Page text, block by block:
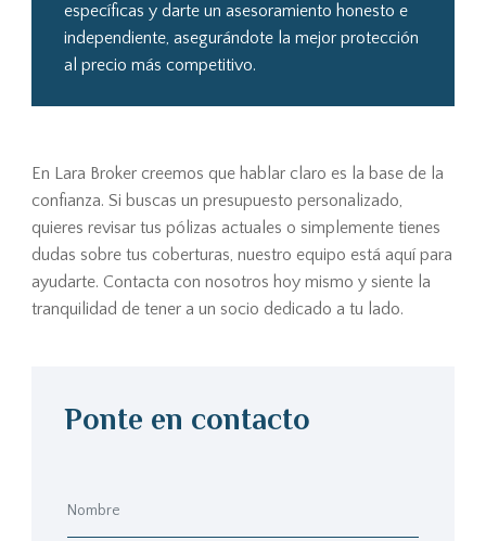
específicas y darte un asesoramiento honesto e
independiente, asegurándote la mejor protección
al precio más competitivo.
En Lara Broker creemos que hablar claro es la base de la
confianza. Si buscas un presupuesto personalizado,
quieres revisar tus pólizas actuales o simplemente tienes
dudas sobre tus coberturas, nuestro equipo está aquí para
ayudarte. Contacta con nosotros hoy mismo y siente la
tranquilidad de tener a un socio dedicado a tu lado.
Ponte en contacto